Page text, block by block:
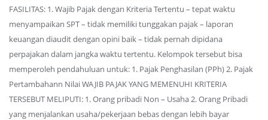
FASILITAS: 1. Wajib Pajak dengan Kriteria Tertentu – tepat waktu
menyampaikan SPT – tidak memiliki tunggakan pajak – laporan
keuangan diaudit dengan opini baik – tidak pernah dipidana
perpajakan dalam jangka waktu tertentu. Kelompok tersebut bisa
memperoleh pendahuluan untuk: 1. Pajak Penghasilan (PPh) 2. Pajak
Pertambahann Nilai WAJIB PAJAK YANG MEMENUHI KRITERIA
TERSEBUT MELIPUTI: 1. Orang pribadi Non – Usaha 2. Orang Pribadi
yang menjalankan usaha/pekerjaan bebas dengan lebih bayar